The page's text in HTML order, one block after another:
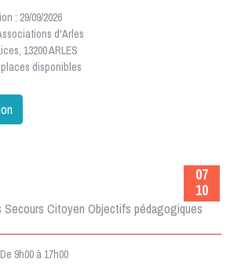
: 29/09/2026
d'Arles
13200 ARLES
places disponibles
07
10
Secours Citoyen Objectifs pédagogiques
9h00 à 17h00